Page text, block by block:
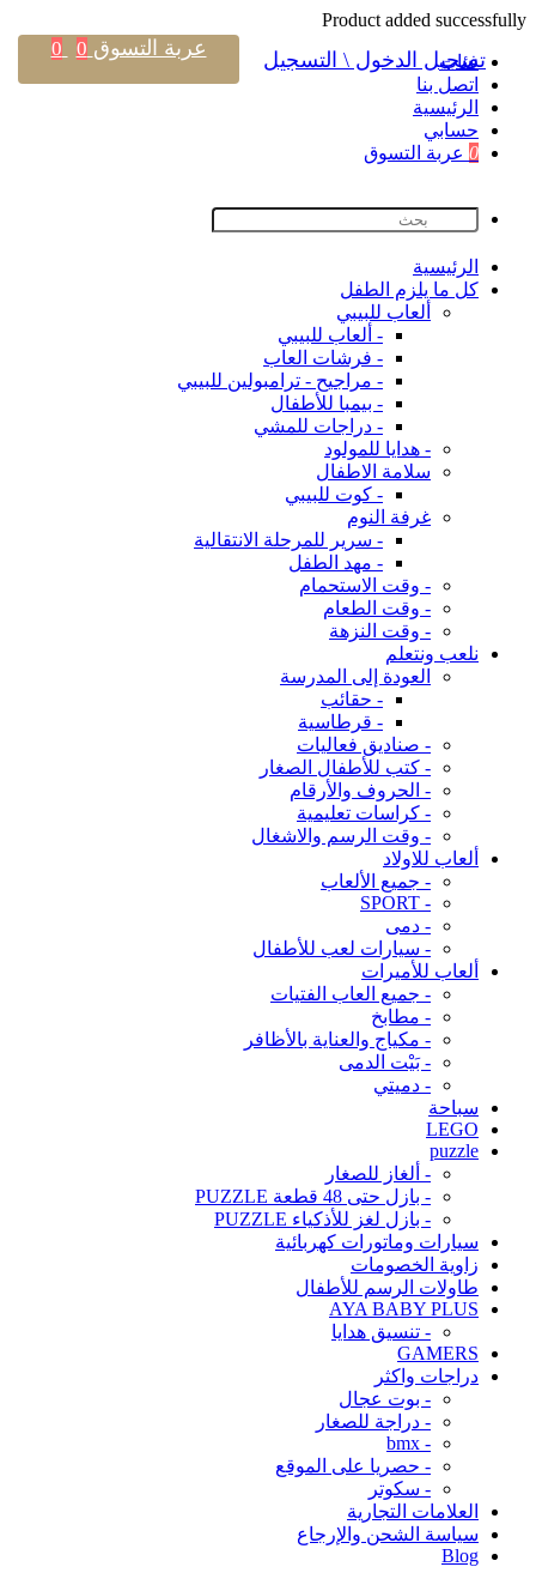
Product added successfully
فئات
اتصل بنا
اﻟﺮﺋﻴﺴﻴﺔ
حسابي
0 عربة التسوق
اﻟﺮﺋﻴﺴﻴﺔ
كل ما يلزم الطفل
ألعاب للبيبي
- ألعاب للبيبي
- فرشات العاب
- مراجيح - ترامبولين للبيبي
- بيمبا للأطفال
- دراجات للمشي
- هدايا للمولود
سلامة الاطفال
- كوت للبيبي
غرفة النوم
- سرير للمرحلة الانتقالية
- مهد الطفل
- وقت الاستحمام
- وقت الطعام
- وقت النزهة
نلعب ونتعلم
العودة إلى المدرسة
- حقائب
- قرطاسية
- صناديق فعاليات
- كتب للأطفال الصغار
- الحروف والأرقام
- كراسات تعليمية
- وقت الرسم والاشغال
ألعاب للاولاد
- جميع الألعاب
- SPORT
- دمى
- سيارات لعب للأطفال
ألعاب للأميرات
- جميع العاب الفتيات
- مطابخ
- مكياج والعناية بالأظافر
- بَيْت الدمى
- دميتي
سباحة
LEGO
puzzle
- ألغاز للصغار
- بازل حتى 48 قطعة PUZZLE
- بازل لغز للأذكياء PUZZLE
سيارات وماتورات كهربائية
زاوية الخصومات
طاولات الرسم للأطفال
AYA BABY PLUS
- تنسيق هدايا
GAMERS
دراجات واكثر
- بوت عجال
- دراجة للصغار
- bmx
- حصريا على الموقع
- سكوتر
العلامات التجارية
سياسة الشحن والإرجاع
Blog
تسجيل الدخول \ التسجيل عربة التسوق 0
0